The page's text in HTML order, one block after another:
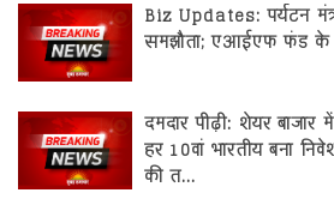
Biz Updates: पर्यटन
समझौता; एआईएफ फंड के
दमदार पीढ़ी: शेयर बाजार
हर 10वां भारतीय बना
की त...